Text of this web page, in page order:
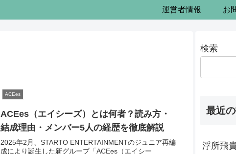
運営者情報 お
ACEes
ACEes（エイシーズ）とは何者？読み方・
結成理由・メンバー5人の経歴を徹底解説
2025年2月、STARTO ENTERTAINMENTのジュニア再編
成により誕生した新グループ「ACEes（エイシー
検索
最近
浮所飛